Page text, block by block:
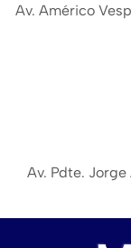
Av. Américo
Av. Pdte.